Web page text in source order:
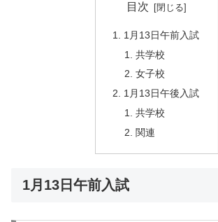
目次
1月13日午前入試
共学校
女子校
1月13日午後入試
共学校
関連
1月13日午前入試